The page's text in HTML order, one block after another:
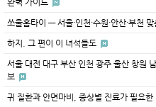
완벽 가이드
쏘울홈타이 — 서울·인천·수원·안산·부천
하지. 그 편이 이 녀석들도
서울 대전 대구 부산 인천 광주 울산 창원
보
귀 질환과 안면마비, 증상별 진료가 필요한